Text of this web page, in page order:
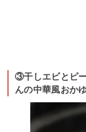
③干しエビとピ
んの中華風おか